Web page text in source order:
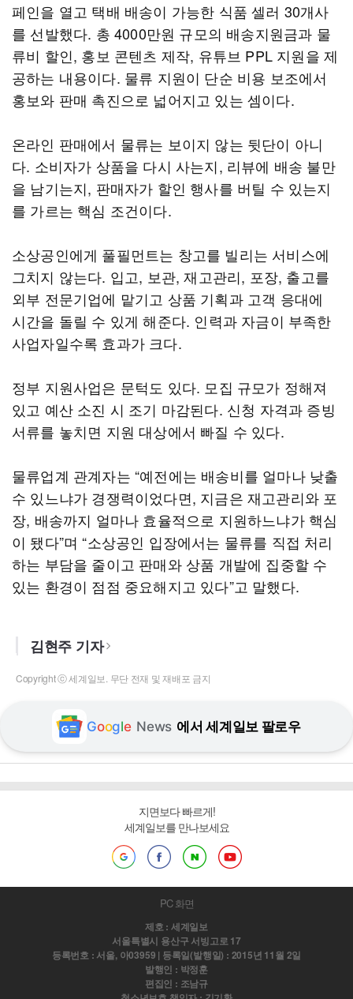
페인을 열고 택배 배송이 가능한 식품 셀러 30개사
를 선발했다. 총 4000만원 규모의 배송지원금과 물
류비 할인, 홍보 콘텐츠 제작, 유튜브 PPL 지원을 제
공하는 내용이다. 물류 지원이 단순 비용 보조에서
홍보와 판매 촉진으로 넓어지고 있는 셈이다.
온라인 판매에서 물류는 보이지 않는 뒷단이 아니
다. 소비자가 상품을 다시 사는지, 리뷰에 배송 불만
을 남기는지, 판매자가 할인 행사를 버틸 수 있는지
를 가르는 핵심 조건이다.
소상공인에게 풀필먼트는 창고를 빌리는 서비스에
그치지 않는다. 입고, 보관, 재고관리, 포장, 출고를
외부 전문기업에 맡기고 상품 기획과 고객 응대에
시간을 돌릴 수 있게 해준다. 인력과 자금이 부족한
사업자일수록 효과가 크다.
정부 지원사업은 문턱도 있다. 모집 규모가 정해져
있고 예산 소진 시 조기 마감된다. 신청 자격과 증빙
서류를 놓치면 지원 대상에서 빠질 수 있다.
물류업계 관계자는 “예전에는 배송비를 얼마나 낮출
수 있느냐가 경쟁력이었다면, 지금은 재고관리와 포
장, 배송까지 얼마나 효율적으로 지원하느냐가 핵심
이 됐다”며 “소상공인 입장에서는 물류를 직접 처리
하는 부담을 줄이고 판매와 상품 개발에 집중할 수
있는 환경이 점점 중요해지고 있다”고 말했다.
김현주 기자
Copyright ⓒ 세계일보. 무단 전재 및 재배포 금지
Google News 에서 세계일보 팔로우
지면보다 빠르게!
세계일보를 만나보세요
PC 화면
제호 : 세계일보
서울특별시 용산구 서빙고로 17
등록번호 : 서울, 아03959 | 등록일(발행일) : 2015년 11월 2일
발행인 : 박정훈
편집인 : 조남규